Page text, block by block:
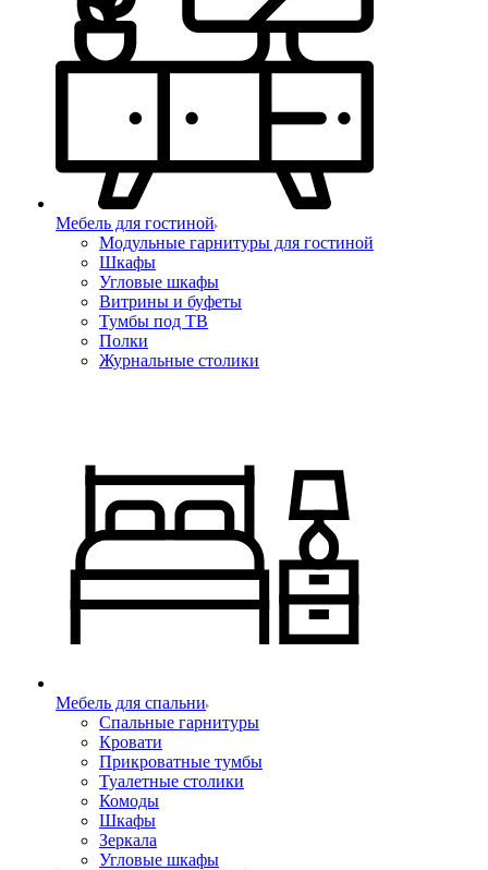
Мебель для гостиной
Модульные гарнитуры для гостиной
Шкафы
Угловые шкафы
Витрины и буфеты
Тумбы под ТВ
Полки
Журнальные столики
Мебель для спальни
Спальные гарнитуры
Кровати
Прикроватные тумбы
Туалетные столики
Комоды
Шкафы
Зеркала
Угловые шкафы